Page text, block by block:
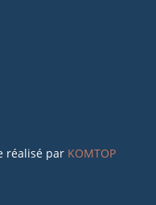
réalisé par KOMTOP